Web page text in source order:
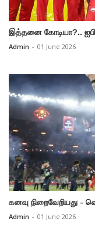
இத்தனை கோடியா?..
Admin - 01 June 2026
கனவு நிறைவேறியது -
Admin - 01 June 2026